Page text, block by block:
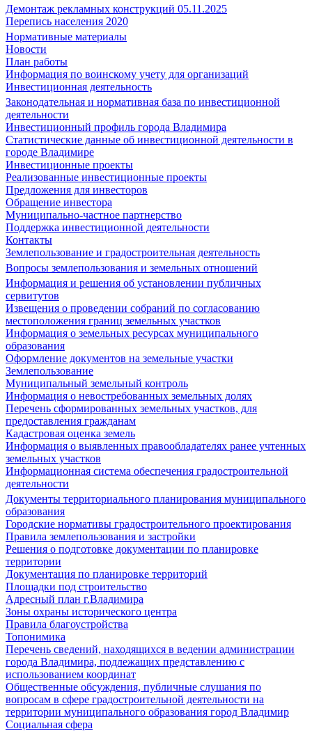
Демонтаж рекламных конструкций 05.11.2025
Перепись населения 2020
Нормативные материалы
Новости
План работы
Информация по воинскому учету для организаций
Инвестиционная деятельность
Законодательная и нормативная база по инвестиционной
деятельности
Инвестиционный профиль города Владимира
Статистические данные об инвестиционной деятельности в
городе Владимире
Инвестиционные проекты
Реализованные инвестиционные проекты
Предложения для инвесторов
Обращение инвестора
Муниципально-частное партнерство
Поддержка инвестиционной деятельности
Контакты
Землепользование и градостроительная деятельность
Вопросы землепользования и земельных отношений
Информация и решения об установлении публичных
сервитутов
Извещения о проведении собраний по согласованию
местоположения границ земельных участков
Информация о земельных ресурсах муниципального
образования
Оформление документов на земельные участки
Землепользование
Муниципальный земельный контроль
Информация о невостребованных земельных долях
Перечень сформированных земельных участков, для
предоставления гражданам
Кадастровая оценка земель
Информация о выявленных правообладателях ранее учтенных
земельных участков
Информационная система обеспечения градостроительной
деятельности
Документы территориального планирования муниципального
образования
Городские нормативы градостроительного проектирования
Правила землепользования и застройки
Решения о подготовке документации по планировке
территории
Документация по планировке территорий
Площадки под строительство
Адресный план г.Владимира
Зоны охраны исторического центра
Правила благоустройства
Топонимика
Перечень сведений, находящихся в ведении администрации
города Владимира, подлежащих представлению с
использованием координат
Общественные обсуждения, публичные слушания по
вопросам в сфере градостроительной деятельности на
территории муниципального образования город Владимир
Социальная сфера